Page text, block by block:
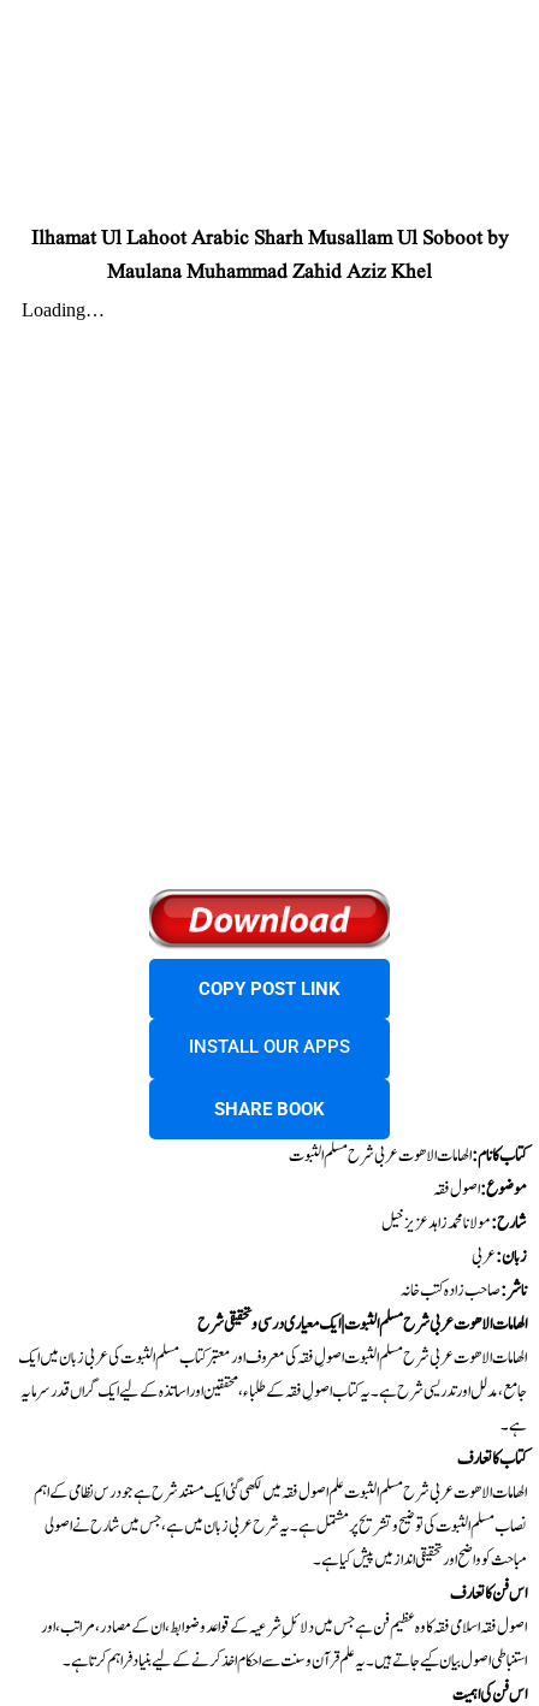
Ilhamat Ul Lahoot Arabic Sharh Musallam Ul Soboot by
Maulana Muhammad Zahid Aziz Khel
COPY POST LINK
INSTALL OUR APPS
SHARE BOOK
کتاب کا نام:الھامات الاھوت عربی شرح مسلم الثبوت
موضوع:اصول فقہ
شارح:مولانا محمد زاہد عزیز خیل
زبان:عربی
ناشر:صاحب زادہ کتب خانہ
الھامات الاھوت عربی شرح مسلم الثبوت|ایک معیاری درسی و تحقیقی شرح
الھامات الاھوت عربی شرح مسلم الثبوتاصولِ فقہ کی معروف اور معتبر کتاب مسلم الثبوت کی عربی زبان میں ایک
جامع، مدلل اور تدریسی شرح ہے۔ یہ کتاب اصولِ فقہ کے طلباء، محققین اور اساتذہ کے لیے ایک گراں قدر سرمایہ
ہے۔
کتاب کا تعارف
الھامات الاھوت عربی شرح مسلم الثبوتعلم اصول فقہ میں لکھی گئی ایک مستند شرح ہے جو درس نظامی کے اہم
نصاب مسلم الثبوت کی توضیح و تشریح پر مشتمل ہے۔ یہ شرح عربی زبان میں ہے، جس میں شارح نے اصولی
مباحث کو واضح اور تحقیقی انداز میں پیش کیا ہے۔
اس فن کا تعارف
اصول فقہ اسلامی فقہ کا وہ عظیم فن ہے جس میں دلائلِ شرعیہ کے قواعد و ضوابط، ان کے مصادر، مراتب، اور
استنباطی اصول بیان کیے جاتے ہیں۔ یہ علم قرآن و سنت سے احکام اخذ کرنے کے لیے بنیاد فراہم کرتا ہے۔
اس فن کی اہمیت